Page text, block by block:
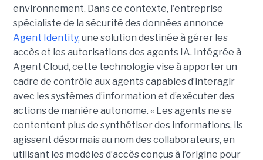
environnement. Dans ce contexte, l'entreprise
spécialiste de la sécurité des données annonce
Agent Identity, une solution destinée à gérer les
accès et les autorisations des agents IA. Intégrée à
Agent Cloud, cette technologie vise à apporter un
cadre de contrôle aux agents capables d’interagir
avec les systèmes d’information et d’exécuter des
actions de manière autonome. « Les agents ne se
contentent plus de synthétiser des informations, ils
agissent désormais au nom des collaborateurs, en
utilisant les modèles d’accès conçus à l’origine pour